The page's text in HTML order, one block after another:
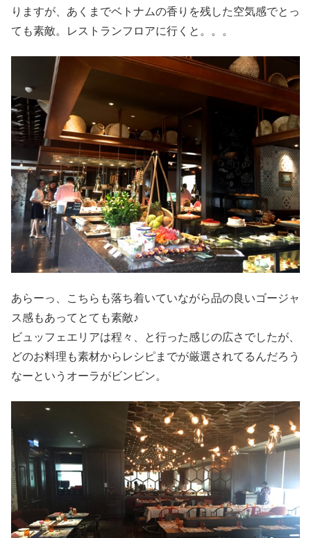
りますが、あくまでベトナムの香りを残した空気感でとっ
ても素敵。レストランフロアに行くと。。。
あらーっ、こちらも落ち着いていながら品の良いゴージャ
ス感もあってとても素敵♪
ビュッフェエリアは程々、と行った感じの広さでしたが、
どのお料理も素材からレシピまでが厳選されてるんだろう
なーというオーラがビンビン。